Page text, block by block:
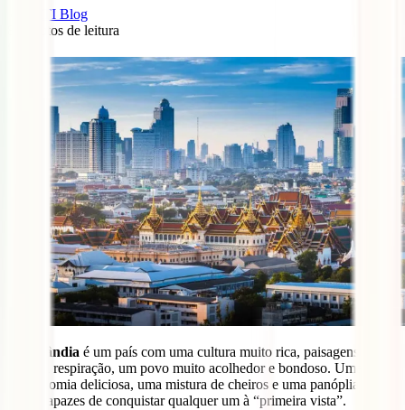
IATI Blog
minutos de leitura
Tailândia é um país com uma cultura muito rica, paisagens de
cortar a respiração, um povo muito acolhedor e bondoso. Uma
gastronomia deliciosa, uma mistura de cheiros e uma panóplia de
cores capazes de conquistar qualquer um à “primeira vista”.